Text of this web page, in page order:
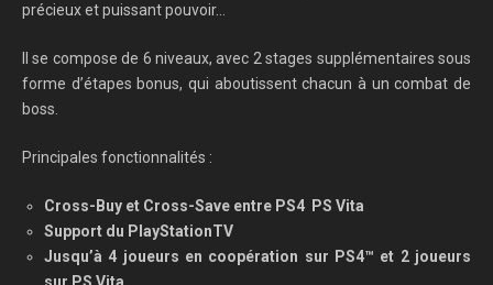
précieux et puissant pouvoir…
Il se compose de 6 niveaux, avec 2 stages supplémentaires sous
forme d’étapes bonus, qui aboutissent chacun à un combat de
boss.
Principales fonctionnalités :
Cross-Buy et Cross-Save entre PS4 PS Vita
Support du PlayStationTV
Jusqu’à 4 joueurs en coopération sur PS4™ et 2 joueurs